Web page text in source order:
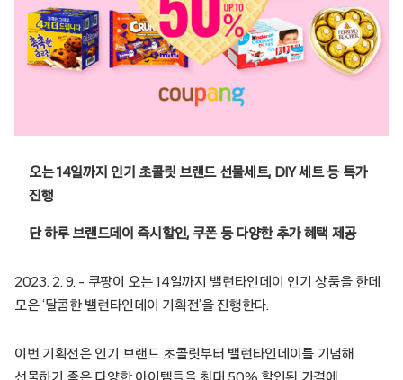
오는 14일까지 인기 초콜릿 브랜드 선물세트, DIY 세트 등 특가
진행
단 하루 브랜드데이 즉시할인, 쿠폰 등 다양한 추가 혜택 제공
2023. 2. 9. – 쿠팡이 오는 14일까지 밸런타인데이 인기 상품을 한데
모은 ‘달콤한 밸런타인데이 기획전’을 진행한다.
이번 기획전은 인기 브랜드 초콜릿부터 밸런타인데이를 기념해